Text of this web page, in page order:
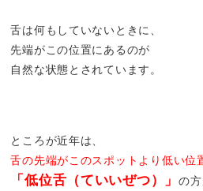
舌は何もしていないときに、
先端がこの位置にあるのが
自然な状態とされています。
ところが近年は、
舌の先端がこのスポットより低い位
「低位舌（ていいぜつ）」の方